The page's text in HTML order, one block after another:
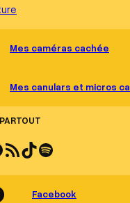
Mes caméras cachée
Mes canulars et micros
Flux RSS TikTok Spotify
Facebook